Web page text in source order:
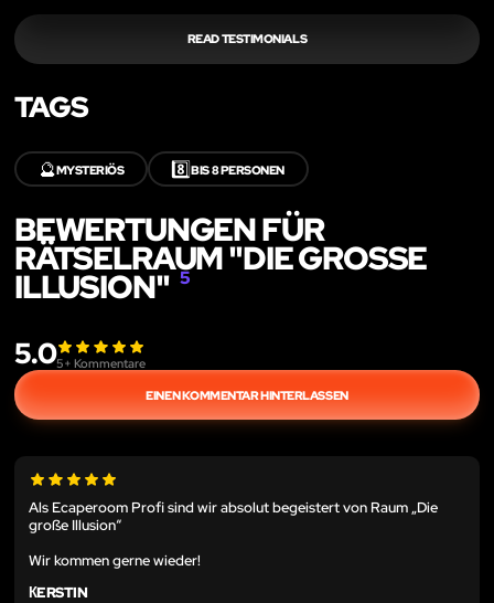
READ TESTIMONIALS
TAGS
🔮MYSTERIÖS 8️⃣BIS 8 PERSONEN
BEWERTUNGEN FÜR
RÄTSELRAUM "DIE GROSSE I
LLUSION" 5
5.05+ Kommentare
EINEN KOMMENTAR HINTERLASSEN
Als Ecaperoom Profi sind wir absolut begeistert von Raum „Die
große Illusion“
Wir kommen gerne wieder!
КERSTIN